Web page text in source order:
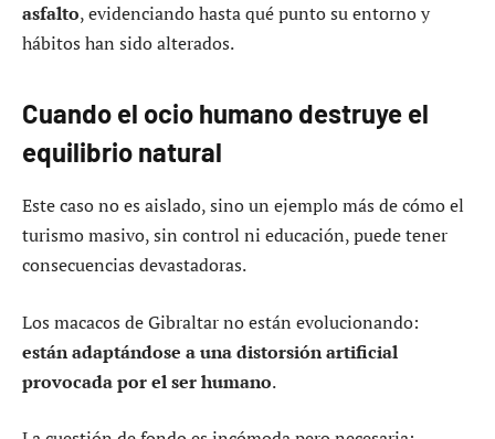
asfalto, evidenciando hasta qué punto su entorno y
hábitos han sido alterados.
Cuando el ocio humano destruye el
equilibrio natural
Este caso no es aislado, sino un ejemplo más de cómo el
turismo masivo, sin control ni educación, puede tener
consecuencias devastadoras.
Los macacos de Gibraltar no están evolucionando:
están adaptándose a una distorsión artificial
provocada por el ser humano.